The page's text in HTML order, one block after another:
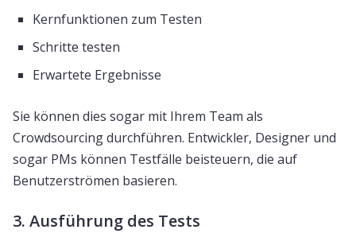
Kernfunktionen zum Testen
Schritte testen
Erwartete Ergebnisse
Sie können dies sogar mit Ihrem Team als
Crowdsourcing durchführen. Entwickler, Designer und
sogar PMs können Testfälle beisteuern, die auf
Benutzerströmen basieren.
3. Ausführung des Tests